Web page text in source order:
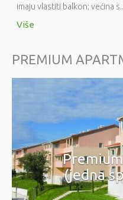
imaju vlastiti balkon; većina
Više
PREMIUM
(jedna